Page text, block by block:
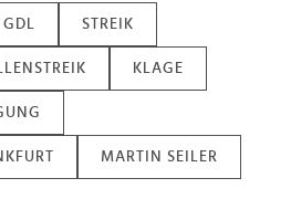
GDL STREIK
KLAGE
MARTIN SEILER